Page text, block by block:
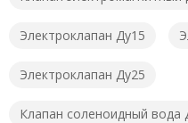
Электроклапан Ду15
Электроклапан Ду25
Клапан соленоидный вода